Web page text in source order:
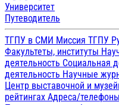
Университет
Путеводитель
ТГПУ в СМИ Миссия ТГПУ
Факультеты, институты
деятельность Социальная
деятельность Научные
Центр выставочной и
рейтингах Адреса/телефоны